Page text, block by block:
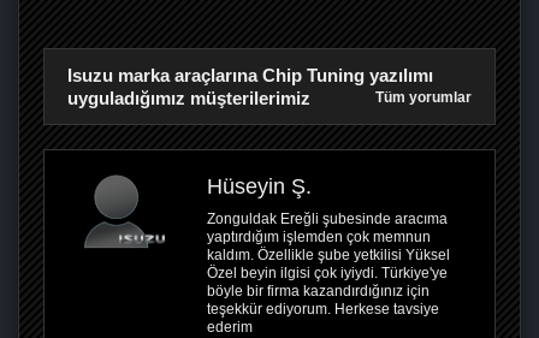
Isuzu marka araçlarına Chip Tuning yazılımı
uyguladığımız müşterilerimiz
Tüm yorumlar
Hüseyin Ş.
Zonguldak Ereğli şubesinde aracıma
yaptırdığım işlemden çok memnun
kaldım. Özellikle şube yetkilisi Yüksel
Özel beyin ilgisi çok iyiydi. Türkiye'ye
böyle bir firma kazandırdığınız için
teşekkür ediyorum. Herkese tavsiye
ederim